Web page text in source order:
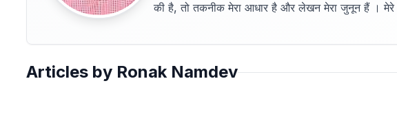
की है, तो तकनीक मेरा आधार है और लेखन मेरा जुनून हैं । मेरे
Articles by Ronak Namdev